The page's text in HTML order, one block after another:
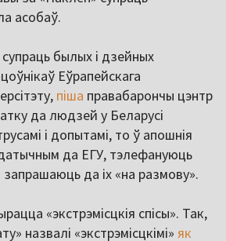
асобаў.
супраць былых і дзейных
Еўрапейскага
піша правабарончы цэнтр
да людзей у Беларусі
і допытамі, то ў апошнія
да ЕГУ, тэлефануюць
запрашаюць да іх «на размову».
«экстрэмісцкія спісы». Так,
назвалі «экстрэмісцкімі» як